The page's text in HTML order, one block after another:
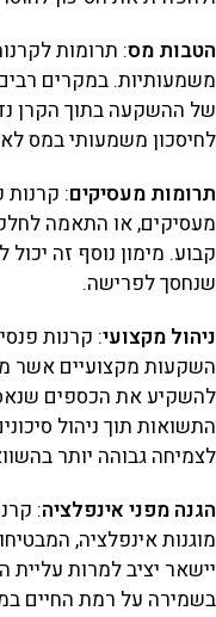
הטבות מס: תרומות
משמעותיות. במקרים
של ההשקעה בתוך הקרן
לחיסכון משמעותי במס
תרומות מעסיקים: קרנות
מעסיקים, או התאמה
קבוע. מימון נוסף זה
שנחסך לפרישה.
ניהול מקצועי: קרנות
השקעות מקצועיים אשר
להשקיע את הכספים
התשואות תוך ניהול
לצמיחה גבוהה יותר
הגנה מפני אינפלציה:
מוגנות אינפלציה,
יישאר יציב למרות עליית
בשמירה על רמת החיים